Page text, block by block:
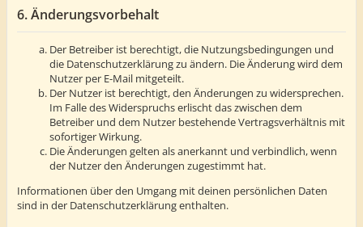
6. Änderungsvorbehalt
Der Betreiber ist berechtigt, die Nutzungsbedingungen und
die Datenschutzerklärung zu ändern. Die Änderung wird dem
Nutzer per E-Mail mitgeteilt.
Der Nutzer ist berechtigt, den Änderungen zu widersprechen.
Im Falle des Widerspruchs erlischt das zwischen dem
Betreiber und dem Nutzer bestehende Vertragsverhältnis mit
sofortiger Wirkung.
Die Änderungen gelten als anerkannt und verbindlich, wenn
der Nutzer den Änderungen zugestimmt hat.
Informationen über den Umgang mit deinen persönlichen Daten
sind in der Datenschutzerklärung enthalten.